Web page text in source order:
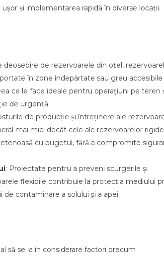
și implementarea rapidă în diverse locații.
deosebire de rezervoarele din oțel,
în zone îndepărtate sau greu accesibile
ce le face ideale pentru operațiuni pe teren
de urgență.
de producție și întreținere ale
mai mici decât cele ale rezervoarelor
cu bugetul, fără a compromite
: Proiectate pentru a preveni scurgerile și
flexibile contribuie la protecția mediului
de contaminare a solului și a apei.
să se ia în considerare factori precum